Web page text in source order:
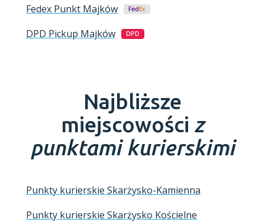
Fedex Punkt Majków FedEx
DPD Pickup Majków DPD
Najbliższe
miejscowości z
punktami kurierskimi
Punkty kurierskie Skarżysko-Kamienna
Punkty kurierskie Skarżysko Kościelne